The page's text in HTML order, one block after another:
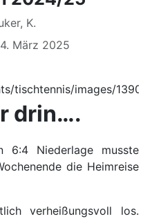
K.
März 2025
drin….
6:4 Niederlage musste
die Heimreise
verheißungsvoll los.